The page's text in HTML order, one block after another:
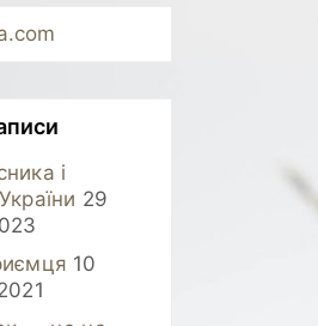
і
29
10